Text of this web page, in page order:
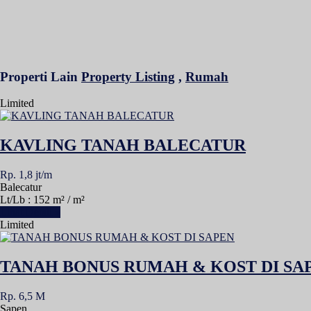
Properti Lain Property Listing , Rumah
Limited
KAVLING TANAH BALECATUR
Rp. 1,8 jt/m
Balecatur
Lt/Lb : 152 m² / m²
Limited
TANAH BONUS RUMAH & KOST DI
Rp. 6,5 M
Sapen